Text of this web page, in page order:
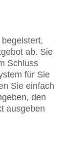
ab. Sie
Schluss
für Sie
Sie einfach
den
ausgeben